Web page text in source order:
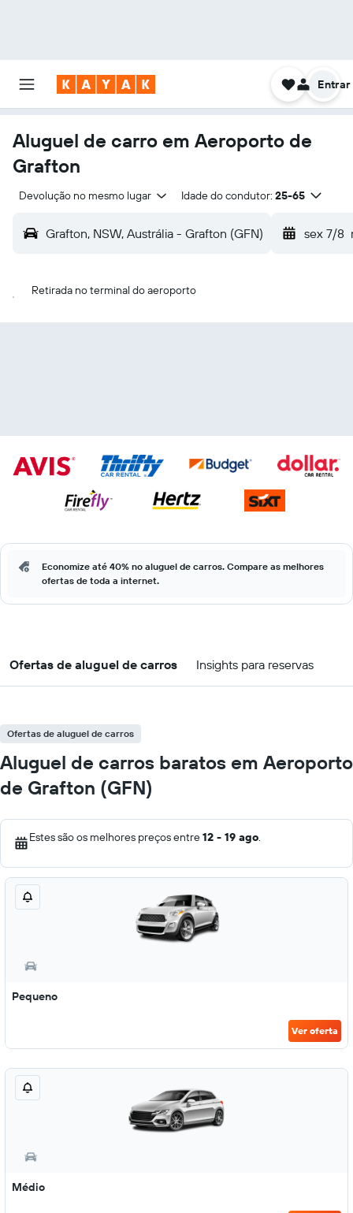
Entrar
Aluguel de carro em Aeroporto de
Grafton
Devolução no mesmo lugar Idade do condutor: 25-65
Grafton, NSW, Austrália - Grafton (GFN) sex 7/8
Retirada no terminal do aeroporto
Economize até 40% no aluguel de carros. Compare as melhores
ofertas de toda a internet.
Ofertas de aluguel de carros Insights para reservas
Ofertas de aluguel de carros
Aluguel de carros baratos em Aeroporto
de Grafton (GFN)
Estes são os melhores preços entre12 - 19 ago.
Pequeno
Ver oferta
Médio